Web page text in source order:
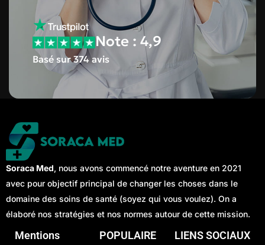
Note : 4,9
Basé sur 374 avis
Soraca Med, nous avons commencé notre aventure en 2021
avec pour objectif principal de changer les choses dans le
domaine des soins de santé (soyez qui vous voulez). On a
élaboré nos stratégies et nos normes autour de cette mission.
Mentions
POPULAIRE LIENS SOCIAUX